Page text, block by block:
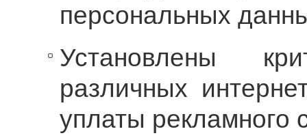
персональных
Установлены
различных
уплаты рекламного